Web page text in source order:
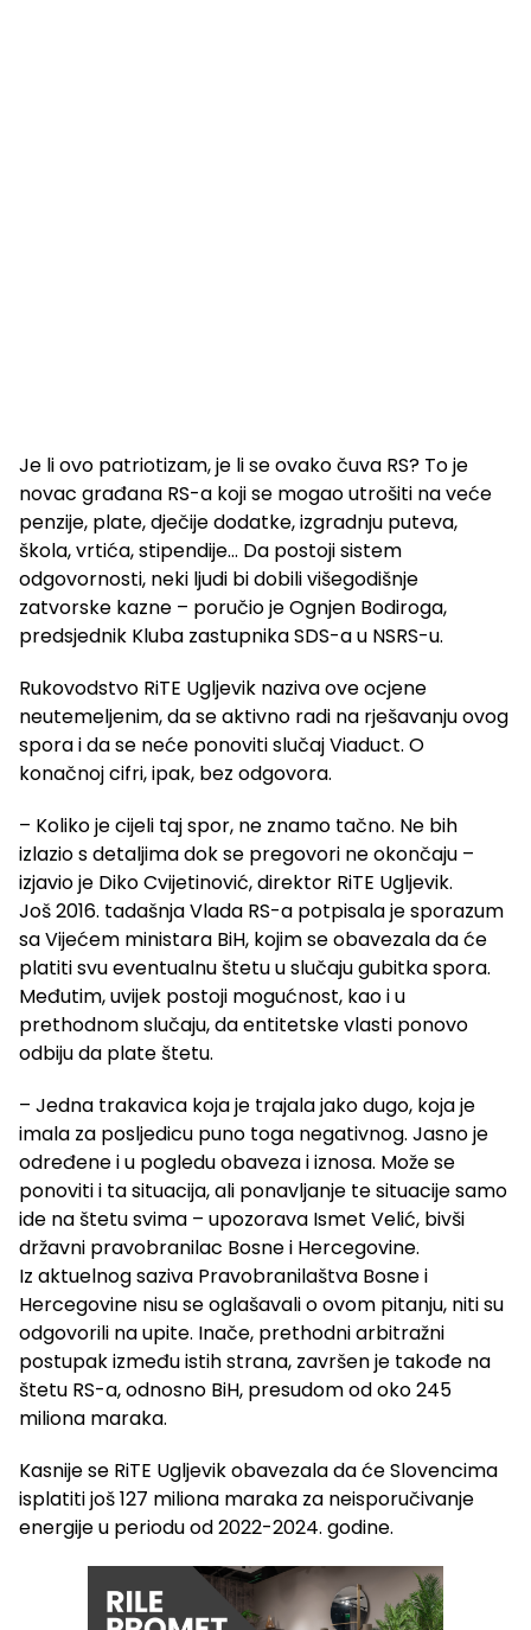
Je li ovo patriotizam, je li se ovako čuva RS? To je
novac građana RS-a koji se mogao utrošiti na veće
penzije, plate, dječije dodatke, izgradnju puteva,
škola, vrtića, stipendije… Da postoji sistem
odgovornosti, neki ljudi bi dobili višegodišnje
zatvorske kazne – poručio je Ognjen Bodiroga,
predsjednik Kluba zastupnika SDS-a u NSRS-u.
Rukovodstvo RiTE Ugljevik naziva ove ocjene
neutemeljenim, da se aktivno radi na rješavanju ovog
spora i da se neće ponoviti slučaj Viaduct. O
konačnoj cifri, ipak, bez odgovora.
– Koliko je cijeli taj spor, ne znamo tačno. Ne bih
izlazio s detaljima dok se pregovori ne okončaju –
izjavio je Diko Cvijetinović, direktor RiTE Ugljevik.
Još 2016. tadašnja Vlada RS-a potpisala je sporazum
sa Vijećem ministara BiH, kojim se obavezala da će
platiti svu eventualnu štetu u slučaju gubitka spora.
Međutim, uvijek postoji mogućnost, kao i u
prethodnom slučaju, da entitetske vlasti ponovo
odbiju da plate štetu.
– Jedna trakavica koja je trajala jako dugo, koja je
imala za posljedicu puno toga negativnog. Jasno je
određene i u pogledu obaveza i iznosa. Može se
ponoviti i ta situacija, ali ponavljanje te situacije samo
ide na štetu svima – upozorava Ismet Velić, bivši
državni pravobranilac Bosne i Hercegovine.
Iz aktuelnog saziva Pravobranilaštva Bosne i
Hercegovine nisu se oglašavali o ovom pitanju, niti su
odgovorili na upite. Inače, prethodni arbitražni
postupak između istih strana, završen je takođe na
štetu RS-a, odnosno BiH, presudom od oko 245
miliona maraka.
Kasnije se RiTE Ugljevik obavezala da će Slovencima
isplatiti još 127 miliona maraka za neisporučivanje
energije u periodu od 2022-2024. godine.